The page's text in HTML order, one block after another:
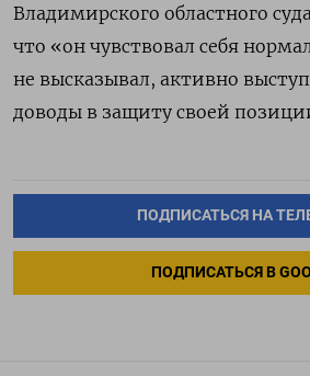
Владимирского областного
что «он чувствовал себя
не высказывал, активно
доводы в защиту своей
ПОДПИСАТЬСЯ НА
ПОДПИСАТЬСЯ В